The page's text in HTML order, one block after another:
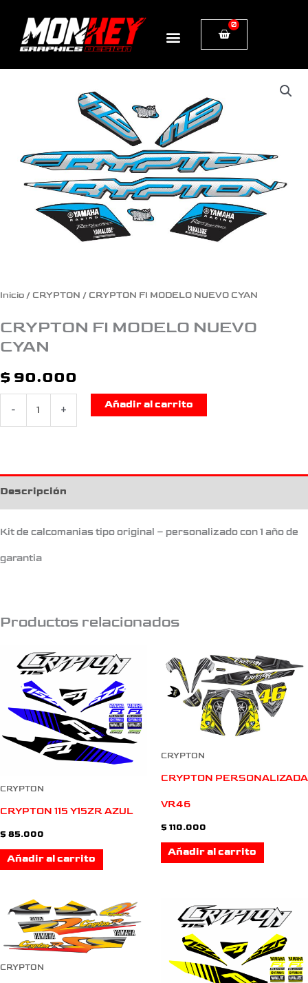
0
Cart
Inicio / CRYPTON / CRYPTON FI MODELO NUEVO CYAN
CRYPTON FI MODELO NUEVO
CYAN
$ 90.000
-
NUEVO
CYAN
cantidad
+
Añadir al carrito
Descripción
Kit de calcomanias tipo original – personalizado con 1 año de
garantia
Productos relacionados
CRYPTON
CRYPTON 115 Y15ZR AZUL
$ 85.000
Añadir al carrito
CRYPTON
CRYPTON PERSONALIZADA
VR46
$ 110.000
Añadir al carrito
CRYPTON